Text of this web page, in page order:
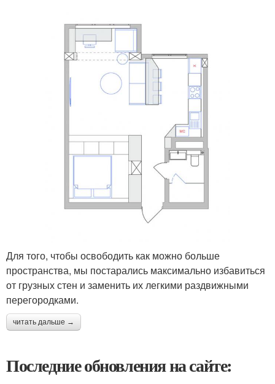
Для того, чтобы освободить как можно больше
пространства, мы постарались максимально избавиться
от грузных стен и заменить их легкими раздвижными
перегородками.
читать дальше →
Последние обновления на сайте: